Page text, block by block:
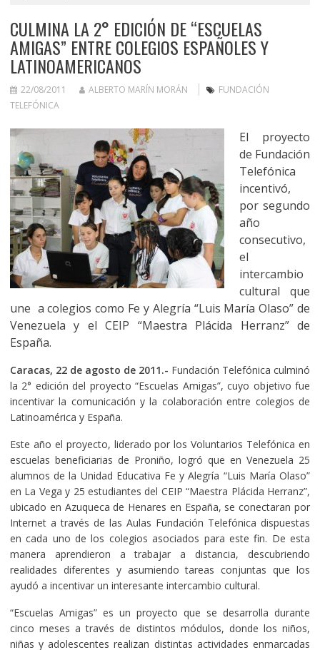
CULMINA LA 2° EDICIÓN DE “ESCUELAS
AMIGAS” ENTRE COLEGIOS ESPAÑOLES Y
LATINOAMERICANOS
22/08/2011 ALBERTO MARÍN MORÁN
FUNDACIÓN
TELEFÓNICA
El proyecto
de Fundación
Telefónica
incentivó,
por segundo
año
consecutivo,
el
intercambio
cultural que
une a colegios como Fe y Alegría “Luis María Olaso” de
Venezuela y el CEIP “Maestra Plácida Herranz” de
España.
Caracas, 22 de agosto de 2011.- Fundación Telefónica culminó
la 2° edición del proyecto “Escuelas Amigas”, cuyo objetivo fue
incentivar la comunicación y la colaboración entre colegios de
Latinoamérica y España.
Este año el proyecto, liderado por los Voluntarios Telefónica en
escuelas beneficiarias de Proniño, logró que en Venezuela 25
alumnos de la Unidad Educativa Fe y Alegría “Luis María Olaso”
en La Vega y 25 estudiantes del CEIP “Maestra Plácida Herranz”,
ubicado en Azuqueca de Henares en España, se conectaran por
Internet a través de las Aulas Fundación Telefónica dispuestas
en cada uno de los colegios asociados para este fin. De esta
manera aprendieron a trabajar a distancia, descubriendo
realidades diferentes y asumiendo tareas conjuntas que los
ayudó a incentivar un interesante intercambio cultural.
“Escuelas Amigas” es un proyecto que se desarrolla durante
cinco meses a través de distintos módulos, donde los niños,
niñas y adolescentes realizan distintas actividades enmarcadas